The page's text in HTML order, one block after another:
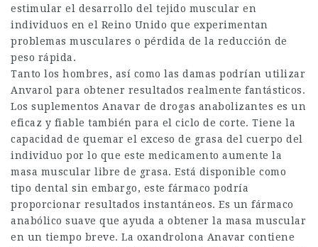
estimular el desarrollo del tejido muscular en
individuos en el Reino Unido que experimentan
problemas musculares o pérdida de la reducción de
peso rápida.
Tanto los hombres, así como las damas podrían utilizar
Anvarol para obtener resultados realmente fantásticos.
Los suplementos Anavar de drogas anabolizantes es un
eficaz y fiable también para el ciclo de corte. Tiene la
capacidad de quemar el exceso de grasa del cuerpo del
individuo por lo que este medicamento aumente la
masa muscular libre de grasa. Está disponible como
tipo dental sin embargo, este fármaco podría
proporcionar resultados instantáneos. Es un fármaco
anabólico suave que ayuda a obtener la masa muscular
en un tiempo breve. La oxandrolona Anavar contiene